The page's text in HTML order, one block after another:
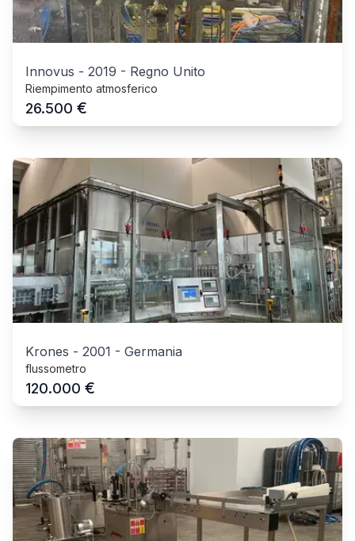
Innovus - 2019 - Regno Unito
Riempimento atmosferico
26.500 €
Krones - 2001 - Germania
flussometro
120.000 €